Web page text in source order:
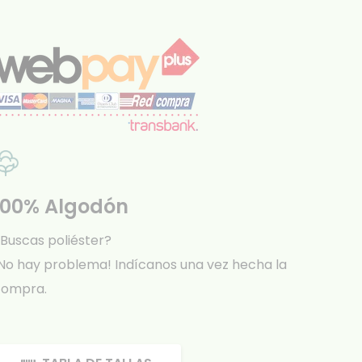
Algodón
poliéster?
hay problema! Indícanos una vez hecha la